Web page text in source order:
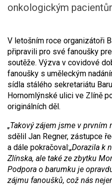
onkologickým
V letošním roce organizátoři
připravili pro své fanoušky
soutěže. Výzva v covidové
fanoušky s uměleckým
sídla stálého sekretariátu
Hornomlýnské ulici ve Zlíně
originálních děl.
„Takový zájem jsme v prvním
sdělil Jan Regner, zástupce
a dále pokračoval:„Dorazila k
Zlínska, ale také ze zbytku
Podpora o barumku je
zájmu fanoušků, což nás